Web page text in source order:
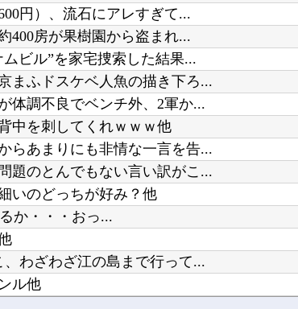
円）、流石にアレすぎて...
400房が果樹園から盗まれ...
ビル”を家宅捜索した結果...
まふドスケベ人魚の描き下ろ...
体調不良でベンチ外、2軍か...
中を刺してくれｗｗｗ他
らあまりにも非情な一言を告...
題のとんでもない言い訳がこ...
いのどっちが好み？他
か・・・おっ...
わざわざ江の島まで行って...
ル他